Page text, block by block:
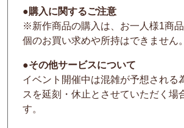
●購入に関するご注意
※新作商品の購入は、お一人様1商
個のお買い求めや所持はできません。
●その他サービスについて
イベント開催中は混雑が予想される
スを延刻・休止とさせていただく場
す。